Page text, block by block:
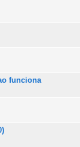
funciona